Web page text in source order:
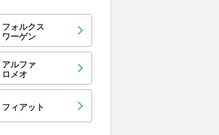
フォルクス
ワーゲン
アルファ
ロメオ
フィアット